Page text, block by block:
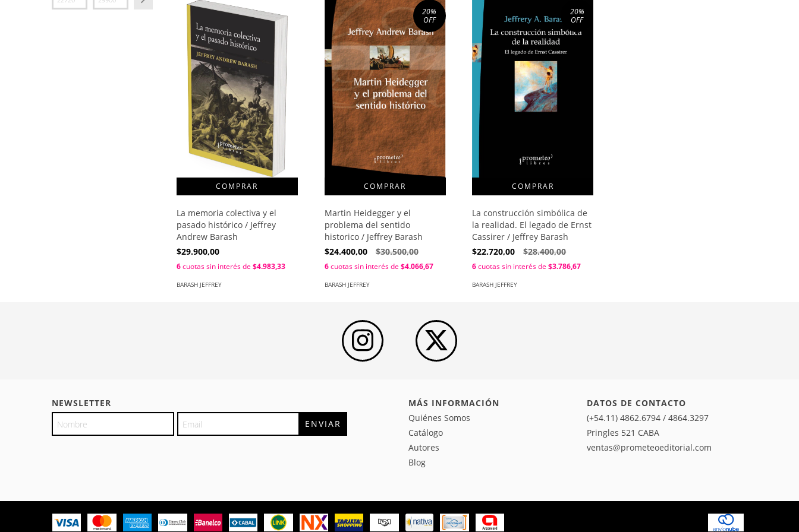
La memoria colectiva y el
pasado histórico / Jeffrey
Andrew Barash
$29.900,00
6cuotas sin interés de $4.983,33
BARASH JEFFREY
20%
OFF
Martin Heidegger y el
problema del sentido
historico / Jeffrey Barash
$24.400,00
$30.500,00
6cuotas sin interés de $4.066,67
BARASH JEFFREY
20%
OFF
La construcción simbólica de
la realidad. El legado de Ernst
Cassirer / Jeffrey Barash
$22.720,00
$28.400,00
6cuotas sin interés de$3.786,67
BARASH JEFFREY
NEWSLETTER
MÁS INFORMACIÓN
Quiénes Somos
Catálogo
Autores
Blog
DATOS DE CONTACTO
(+54.11) 4862.6794 / 4864.3297
Pringles 521 CABA
ventas@prometeoeditorial.com